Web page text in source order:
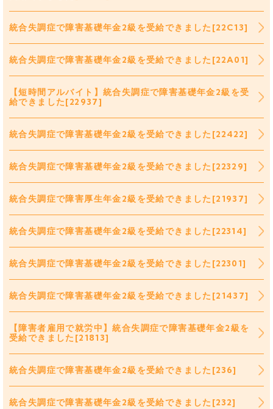
統合失調症で障害基礎年金2級を受給できました[22C13]
統合失調症で障害基礎年金2級を受給できました[22A01]
【短時間アルバイト】統合失調症で障害基礎年金2級を受
給できました[22937]
統合失調症で障害基礎年金2級を受給できました[22422]
統合失調症で障害基礎年金2級を受給できました[22329]
統合失調症で障害厚生年金2級を受給できました[21937]
統合失調症で障害基礎年金2級を受給できました[22314]
統合失調症で障害基礎年金2級を受給できました[22301]
統合失調症で障害基礎年金2級を受給できました[21437]
【障害者雇用で就労中】統合失調症で障害基礎年金2級を
受給できました[21813]
統合失調症で障害基礎年金2級を受給できました[236]
統合失調症で障害基礎年金2級を受給できました[232]